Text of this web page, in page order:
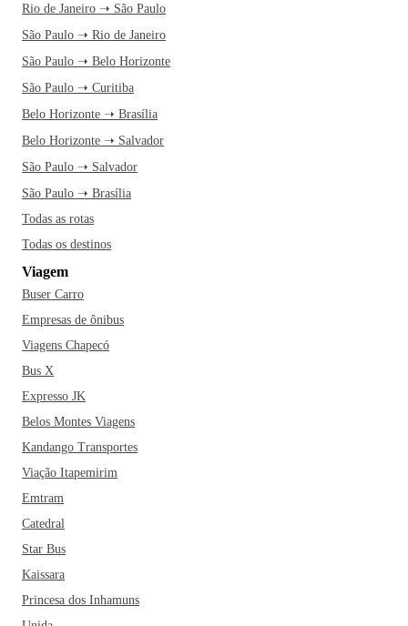
Rio de Janeiro ➝ São Paulo
São Paulo ➝ Rio de Janeiro
São Paulo ➝ Belo Horizonte
São Paulo ➝ Curitiba
Belo Horizonte ➝ Brasília
Belo Horizonte ➝ Salvador
São Paulo ➝ Salvador
São Paulo ➝ Brasília
Todas as rotas
Todas os destinos
Viagem
Buser Carro
Empresas de ônibus
Viagens Chapecó
Bus X
Expresso JK
Belos Montes Viagens
Kandango Transportes
Viação Itapemirim
Emtram
Catedral
Star Bus
Kaissara
Princesa dos Inhamuns